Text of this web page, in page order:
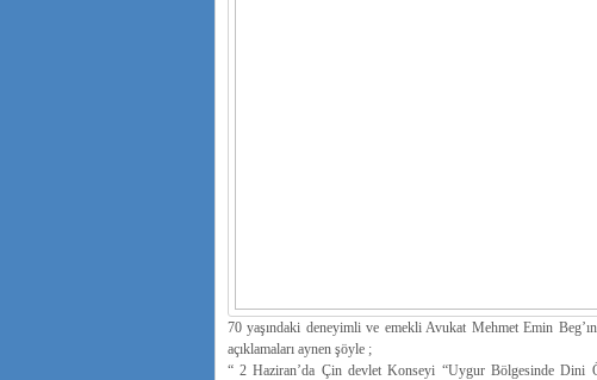
70 yaşındaki deneyimli ve emekli Avukat Mehmet Emin
açıklamaları aynen şöyle ;
“ 2 Haziran’da Çin devlet Konseyi “Uygur Bölgesinde Dini